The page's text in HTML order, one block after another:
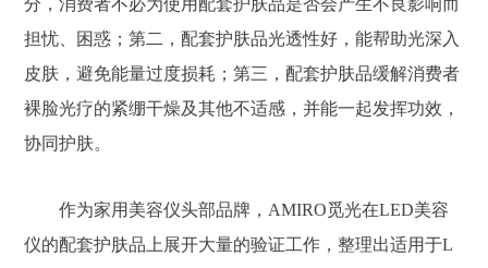
分，消费者不必为使用配套护肤品是否会产生不良影响而
担忧、困惑；第二，配套护肤品光透性好，能帮助光深入
皮肤，避免能量过度损耗；第三，配套护肤品缓解消费者
裸脸光疗的紧绷干燥及其他不适感，并能一起发挥功效，
协同护肤。
作为家用美容仪头部品牌，AMIRO觅光在LED美容
仪的配套护肤品上展开大量的验证工作，整理出适用于L